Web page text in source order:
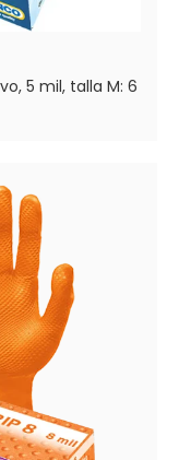
5 mil, talla M: 6